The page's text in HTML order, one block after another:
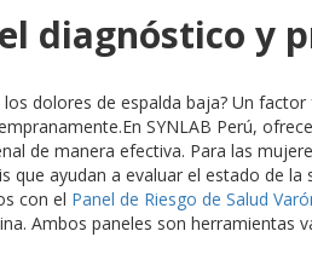
diagnóstico y
dolores de espalda baja? Un
SYNLAB Perú,
de manera efectiva. Para las
que ayudan a evaluar el estado de
con el Panel de Riesgo de Salud
Ambos paneles son herramientas